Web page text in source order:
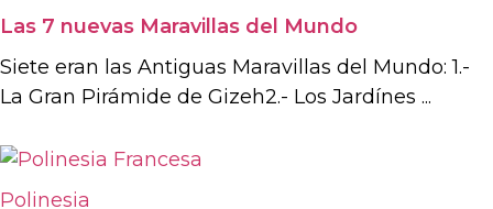
Las 7 nuevas Maravillas del Mundo
Siete eran las Antiguas Maravillas del Mundo: 1.-
La Gran Pirámide de Gizeh2.- Los Jardínes ...
Polinesia